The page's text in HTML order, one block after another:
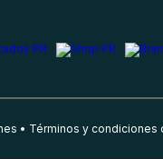
Términos y condiciones